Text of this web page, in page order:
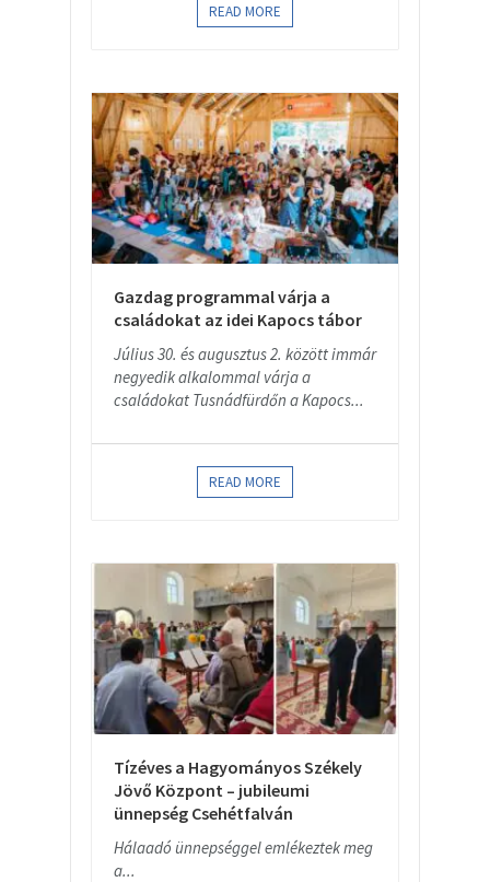
READ MORE
Gazdag programmal várja a
családokat az idei Kapocs tábor
Július 30. és augusztus 2. között immár
negyedik alkalommal várja a
családokat Tusnádfürdőn a Kapocs...
READ MORE
Tízéves a Hagyományos Székely
Jövő Központ – jubileumi
ünnepség Csehétfalván
Hálaadó ünnepséggel emlékeztek meg
a...